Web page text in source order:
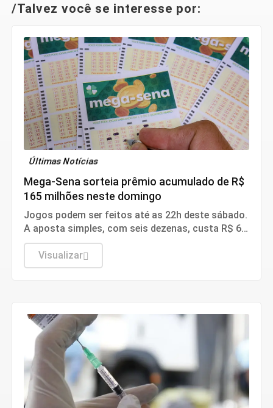
/Talvez você se interesse por:
Últimas Notícias
Mega-Sena sorteia prêmio acumulado de R$
165 milhões neste domingo
Jogos podem ser feitos até as 22h deste sábado.
A aposta simples, com seis dezenas, custa R$ 6.
A aposta simples, com seis dezenas, custa R$ 6.
Visualizar